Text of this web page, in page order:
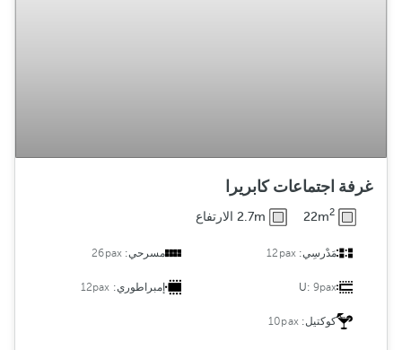
غرفة اجتماعات كابريرا
22m2 2.7m الارتفاع
مَدْرسِي:12pax مسرحي:26pax
U: 9pax إمبراطوري: 12pax
كوكتيل:10pax